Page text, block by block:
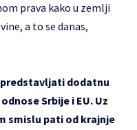
prava kako u zemlji
a to se danas,
predstavljati dodatnu
Srbije i EU. Uz
smislu pati od krajnje